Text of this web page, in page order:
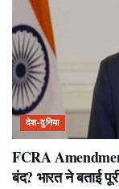
देश-दुनिया
FCRA
बंद? भारत ने बताई